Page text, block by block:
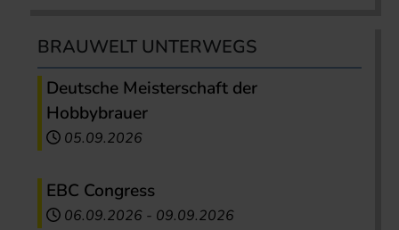
BRAUWELT UNTERWEGS
Deutsche Meisterschaft der
Hobbybrauer
05.09.2026
EBC Congress
06.09.2026 - 09.09.2026